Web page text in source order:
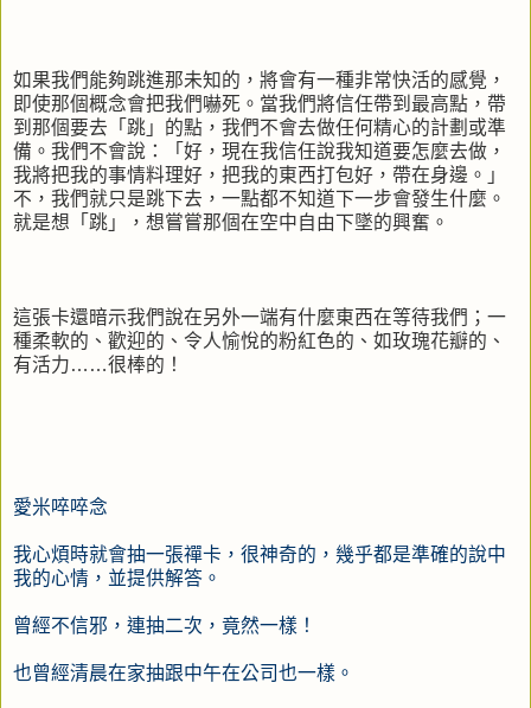
如果我們能夠跳進那未知的，將會有一種非常快活的感覺，
即使那個概念會把我們嚇死。當我們將信任帶到最高點，帶
到那個要去「跳」的點，我們不會去做任何精心的計劃或準
備。我們不會說：「好，現在我信任說我知道要怎麼去做，
我將把我的事情料理好，把我的東西打包好，帶在身邊。」
不，我們就只是跳下去，一點都不知道下一步會發生什麼。
就是想「跳」，想嘗嘗那個在空中自由下墜的興奮。
這張卡還暗示我們說在另外一端有什麼東西在等待我們；一
種柔軟的、歡迎的、令人愉悅的粉紅色的、如玫瑰花瓣的、
有活力……很棒的！
愛米啐啐念
我心煩時就會抽一張禪卡，很神奇的，幾乎都是準確的說中
我的心情，並提供解答。
曾經不信邪，連抽二次，竟然一樣！
也曾經清晨在家抽跟中午在公司也一樣。